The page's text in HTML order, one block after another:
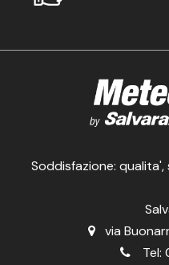
Soddisfazione:
via
Tel: